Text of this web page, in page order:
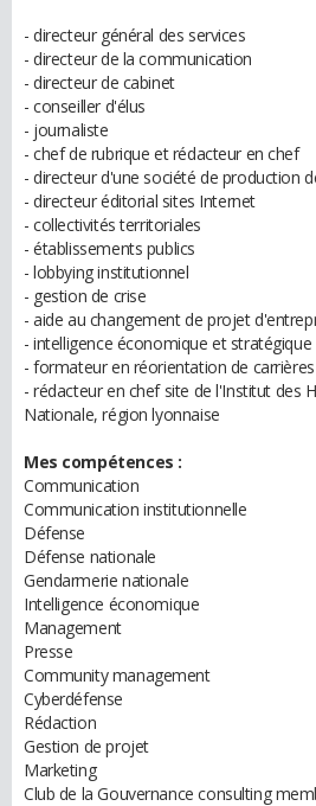
- directeur général des services
- directeur de la communication
- directeur de cabinet
- conseiller d'élus
- journaliste
- chef de rubrique et rédacteur en chef
- directeur d'une société de production
- directeur éditorial sites Internet
- collectivités territoriales
- établissements publics
- lobbying institutionnel
- gestion de crise
- aide au changement de projet
- intelligence économique et stratégique
- formateur en réorientation de carrières
- rédacteur en chef site de l'Institut des
Nationale, région lyonnaise
Mes compétences :
Communication
Communication institutionnelle
Défense
Défense nationale
Gendarmerie nationale
Intelligence économique
Management
Presse
Community management
Cyberdéfense
Rédaction
Gestion de projet
Marketing
Club de la Gouvernance consulting